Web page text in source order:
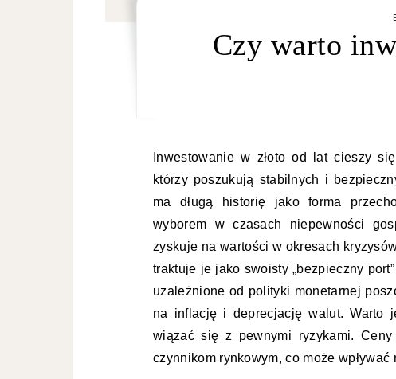
Czy warto
Inwestowanie w złoto od lat cieszy
którzy poszukują stabilnych i
ma długą historię jako forma
wyborem w czasach niepewności
zyskuje na wartości w okresach
traktuje je jako swoisty „bezpieczny
uzależnione od polityki monetarnej
na inflację i deprecjację walut. Warto
wiązać się z pewnymi ryzykami.
czynnikom rynkowym, co może